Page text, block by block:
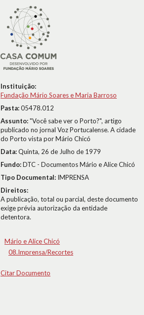
Instituição:
Fundação Mário Soares e Maria Barroso
Pasta:05478.012
Assunto:"Você sabe ver o Porto?", artigo
publicado no jornal Voz Portucalense. A cidade
do Porto vista por Mário Chicó
Data:Quinta, 26 de Julho de 1979
Fundo:DTC - Documentos Mário e Alice Chicó
Tipo Documental: IMPRENSA
Direitos:
A publicação, total ou parcial, deste documento
exige prévia autorização da entidade
detentora.
Mário e Alice Chicó
08.Imprensa/Recortes
Citar Documento